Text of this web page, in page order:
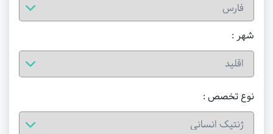
شهر :
نوع تخصص :